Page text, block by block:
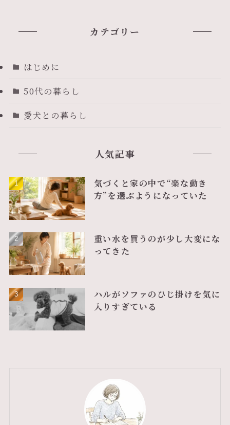
カテゴリー
はじめに
50代の暮らし
愛犬との暮らし
人気記事
気づくと家の中で“楽な動き
方”を選ぶようになっていた
重い水を買うのが少し大変にな
ってきた
ハルがソファのひじ掛けを気に
入りすぎている